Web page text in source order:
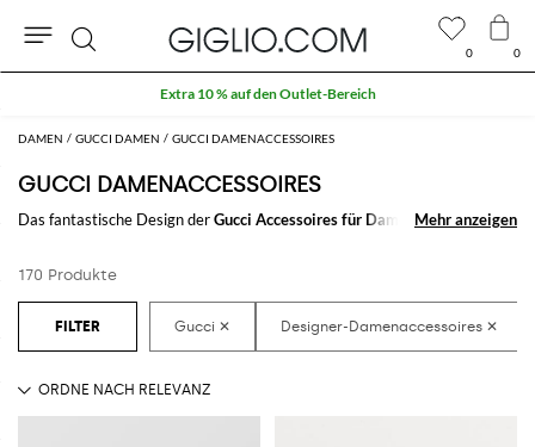
DAMEN GUCCI DAMEN GUCCI DAMENACCESSOIRES
GUCCI DAMENACCESSOIRES
Das fantastische Design derGucci Accessoires für Damen werden jedes
Entdecke die letzten Kollektionen derDamen Accessoires Gucci online
auf GIGLIO.COM
Mehr anzeigen
Mehr anzeigen
170 Produkte
0 0
Suche
Extra 10 % auf den Outlet-Bereich